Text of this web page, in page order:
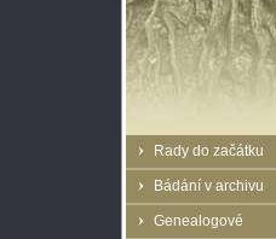
Rady do začátku
Bádání v archivu
Genealogové